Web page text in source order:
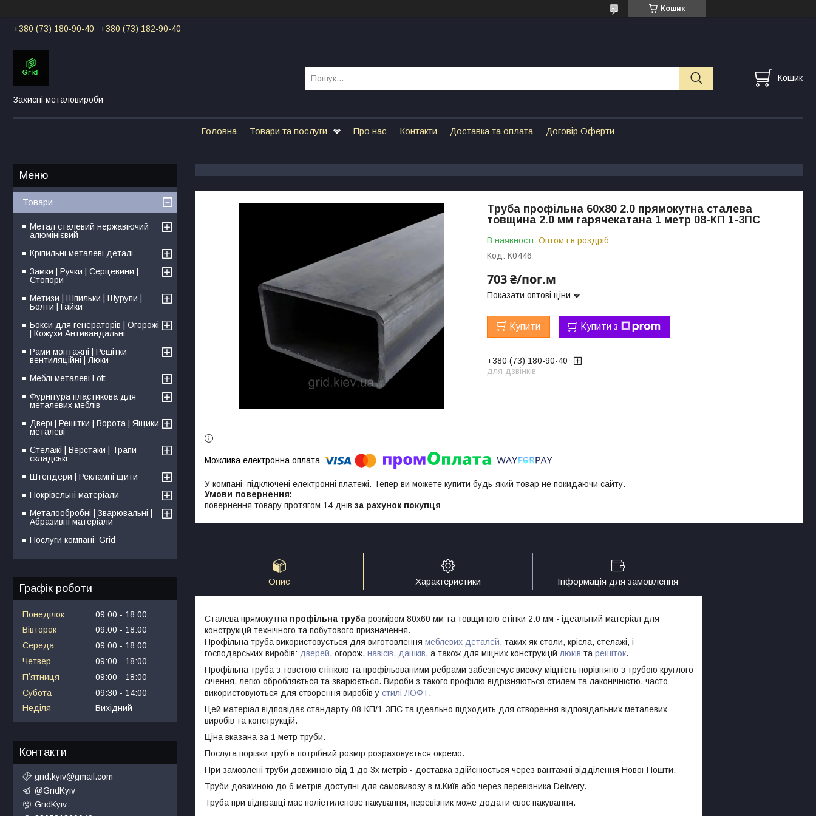
Кошик
+380 (73) 180-90-40 +380 (73) 182-90-40
Захисні металовироби
Кошик
Головна Товари та послуги Про нас Контакти Доставка та оплата Договір Оферти
Труба профільна 60х80 2.0 прямокутна сталева
товщина 2.0 мм гарячекатана 1 метр 08-КП 1-3ПС
В наявності Оптом і в роздріб
Код: К0446
703 ₴/пог.м
Показати оптові ціни
Купити Купити з
+380 (73) 180-90-40
для дзвінків
У компанії підключені електронні платежі. Тепер ви можете купити будь-який товар не покидаючи сайту.
повернення товару протягом 14 днів за рахунок покупця
Опис Характеристики Інформація для замовлення
Сталева прямокутна профільна труба розміром 80х60 мм та товщиною стінки 2.0 мм - ідеальний матеріал для
конструкцій технічного та побутового призначення.
Профільна труба використовується для виготовлення меблевих деталей, таких як столи, крісла, стелажі, і
господарських виробів: дверей, огорож, навісів, дашків, а також для міцних конструкцій люків та решіток.
Профільна труба з товстою стінкою та профільованими ребрами забезпечує високу міцність порівняно з трубою круглого
січення, легко обробляється та зварюється. Вироби з такого профілю відрізняються стилем та лаконічністю, часто
використовуються для створення виробів у стилі ЛОФТ.
Цей матеріал відповідає стандарту 08-КП/1-3ПС та ідеально підходить для створення відповідальних металевих
виробів та конструкцій.
Ціна вказана за 1 метр труби.
Послуга порізки труб в потрібний розмір розраховується окремо.
При замовлені труби довжиною від 1 до 3х метрів - доставка здійснюється через вантажні відділення Нової Пошти.
Труби довжиною до 6 метрів доступні для самовивозу в м.Київ або через перевізника Delivery.
Труба при відправці має поліетиленове пакування, перевізник може додати своє пакування.
Товари
Метал сталевий нержавіючий
алюмінієвий
Кріпильні металеві деталі
Замки | Ручки | Серцевини |
Стопори
Метизи | Шпильки | Шурупи |
Болти | Гайки
Бокси для генераторів | Огорожі
| Кожухи Антивандальні
Рами монтажні | Решітки
вентиляційні | Люки
Меблі металеві Loft
Фурнітура пластикова для
металевих меблів
Двері | Решітки | Ворота | Ящики
металеві
Стелажі | Верстаки | Трапи
складські
Штендери | Рекламні щити
Покрівельні матеріали
Металообробні | Зварювальні |
Абразивні матеріали
Послуги компанії Grid
Графік роботи
Понеділок 09:00
18:00
Вівторок
09:00
18:00
Середа
09:00
18:00
Четвер
09:00
18:00
Пʼятниця
09:00
18:00
Субота
09:30
14:00
Неділя
Вихідний
Контакти
grid.kyiv@gmail.com
@GridKyiv
GridKyiv